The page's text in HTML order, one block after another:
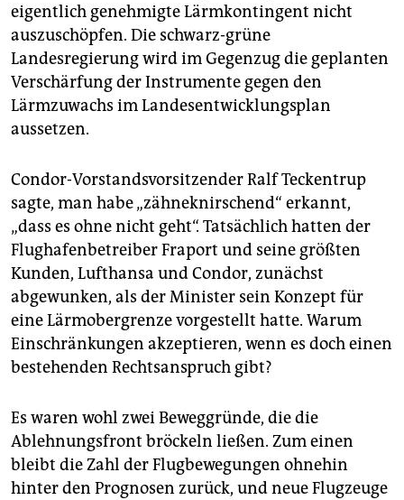
eigentlich genehmigte Lärmkontingent nicht
auszuschöpfen. Die schwarz-grüne
Landesregierung wird im Gegenzug die geplanten
Verschärfung der Instrumente gegen den
Lärmzuwachs im Landesentwicklungsplan
aussetzen.
Condor-Vorstandsvorsitzender Ralf Teckentrup
sagte, man habe „zähneknirschend“ erkannt,
„dass es ohne nicht geht“. Tatsächlich hatten der
Flughafenbetreiber Fraport und seine größten
Kunden, Lufthansa und Condor, zunächst
abgewunken, als der Minister sein Konzept für
eine Lärmobergrenze vorgestellt hatte. Warum
Einschränkungen akzeptieren, wenn es doch einen
bestehenden Rechtsanspruch gibt?
Es waren wohl zwei Beweggründe, die die
Ablehnungsfront bröckeln ließen. Zum einen
bleibt die Zahl der Flugbewegungen ohnehin
hinter den Prognosen zurück, und neue Flugzeuge